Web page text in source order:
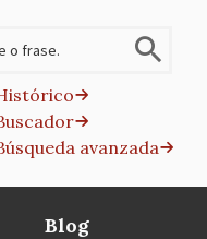
avanzada
Blog